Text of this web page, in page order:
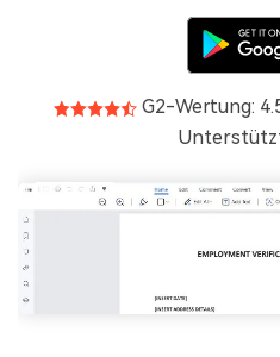
G2-Wertung: